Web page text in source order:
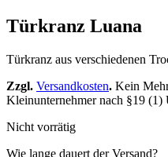
Türkranz Luana
Türkranz aus verschiedenen
Zzgl. Versandkosten. Kein
Kleinunternehmer nach §19 (1)
Nicht vorrätig
Wie lange dauert der Versand?